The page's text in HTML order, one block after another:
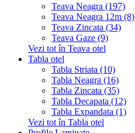
Teava Neagra (197)
Teava Neagra 12m (8)
Teava Zincata (34)
Teava Gaze (9)
Vezi tot în Teava otel
Tabla otel
Tabla Striata (10)
Tabla Neagra (16)
Tabla Zincata (35)
Tabla Decapata (12)
Tabla Expandata (1)
Vezi tot în Tabla otel